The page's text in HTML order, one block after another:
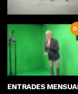
ENTRADES